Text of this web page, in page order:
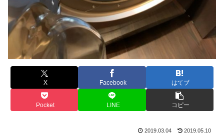
X Facebook はてブ
Pocket LINE コピー
2019.03.04 2019.05.10